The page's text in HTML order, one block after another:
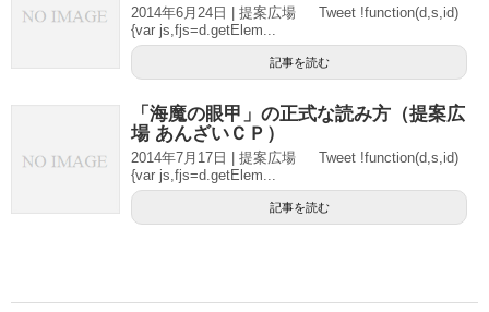
2014年6月24日 | 提案広場 Tweet !function(d,s,id)
{var js,fjs=d.getElem...
記事を読む
「海魔の眼甲」の正式な読み方（提案広
場 あんざいＣＰ）
2014年7月17日 | 提案広場 Tweet !function(d,s,id)
{var js,fjs=d.getElem...
記事を読む